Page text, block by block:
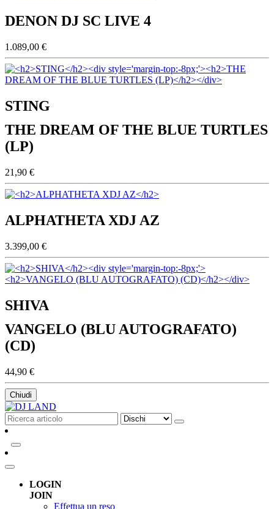
DENON DJ SC LIVE 4
1.089,00 €
STING
THE DREAM OF THE BLUE TURTLES
(LP)
21,90 €
ALPHATHETA XDJ AZ
3.399,00 €
SHIVA
VANGELO (BLU AUTOGRAFATO)
(CD)
44,90 €
Chiudi
LOGIN
JOIN
Effettua un reso